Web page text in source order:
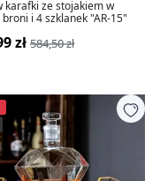
karafki ze stojakiem w
i 4 szklanek "AR-15"
zł 584,50 zł